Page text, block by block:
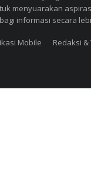
menyuarakan
informasi secara
Mobile Redaksi &